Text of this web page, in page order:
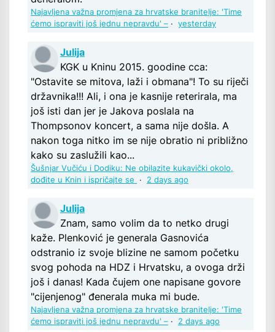
Najavljena važna promjena za hrvatske branitelje: 'Time
ćemo ispraviti još jednu nepravdu' – · yesterday
Julija
KGK u Kninu 2015. goodine cca:
"Ostavite se mitova, laži i obmana"! To su riječi
državnika!!! Ali, i ona je kasnije reterirala, ma
još isti dan jer je Jakova poslala na
Thompsonov koncert, a sama nije došla. A
nakon toga nitko im se nije obratio ni približno
kako su zaslužili kao...
Šušnjar Vučiću i Dodiku: Ne obilazite kukavički okolo,
dođite u Knin i ispričajte se
· 2 days ago
Julija
Znam, samo volim da to netko drugi
kaže. Plenković je generala Gasnovića
odstranio iz svoje blizine ne samom početku
svog pohoda na HDZ i Hrvatsku, a ovoga drži
još i danas! Kada čujem one napisane govore
"cijenjenog" đenerala muka mi bude.
Najavljena važna promjena za hrvatske branitelje: 'Time
ćemo ispraviti još jednu nepravdu' – · 2 days ago